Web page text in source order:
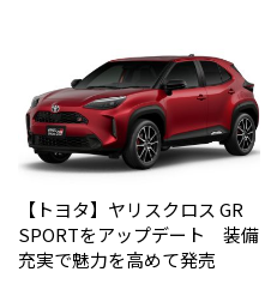
【トヨタ】ヤリスクロス GR
SPORTをアップデート 装備
充実で魅力を高めて発売